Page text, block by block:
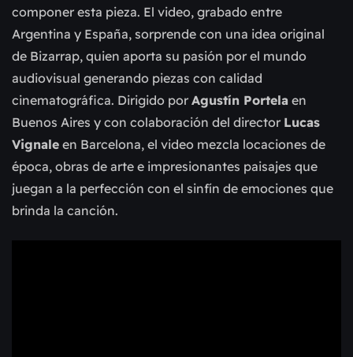
componer esta pieza. El video, grabado entre
Argentina y España, sorprende con una idea original
de Bizarrap, quien aporta su pasión por el mundo
audiovisual generando piezas con calidad
cinematográfica. Dirigido por Agustín Portela en
Buenos Aires y con colaboración del director Lucas
Vignale en Barcelona, el video mezcla locaciones de
época, obras de arte e impresionantes paisajes que
juegan a la perfección con el sinfín de emociones que
brinda la canción.